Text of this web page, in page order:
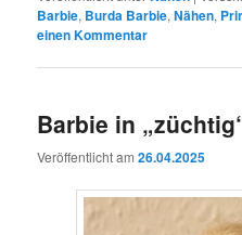
Barbie, Burda Barbie,Nähen,
einen Kommentar
Barbie in
Veröffentlicht am26.04.2025